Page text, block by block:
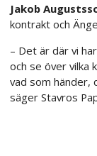
Jakob
kontrakt och
– Det är där vi
och se över vilka
vad som händer,
säger Stavros